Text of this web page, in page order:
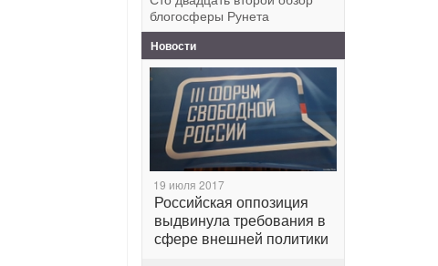
блогосферы Рунета
Новости
19 июля 2017
Российская оппозиция
выдвинула требования в
сфере внешней политики